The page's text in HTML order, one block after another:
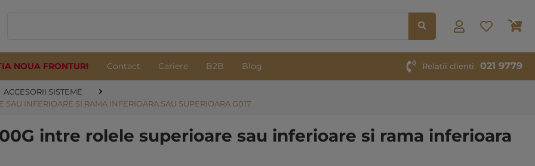
NOUA FRONTURI Contact Cariere B2B Blog Relatii clienti 021 9779
ACCESORII SISTEME
INFERIOARE SI RAMA INFERIOARA SAU SUPERIOARA G017
intre rolele superioare sau inferioare si rama inferioara